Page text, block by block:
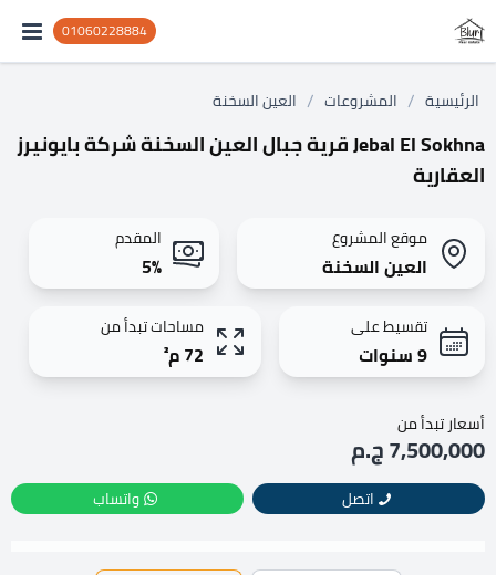
01060228884
الرئيسية / المشروعات / العين السخنة
Jebal El Sokhna قرية جبال العين السخنة شركة بايونيرز
العقارية
موقع المشروع
العين السخنة
المقدم
5%
تقسيط على
9 سنوات
مساحات تبدأ من
72 م²
أسعار تبدأ من
7,500,000 ج.م
اتصل واتساب